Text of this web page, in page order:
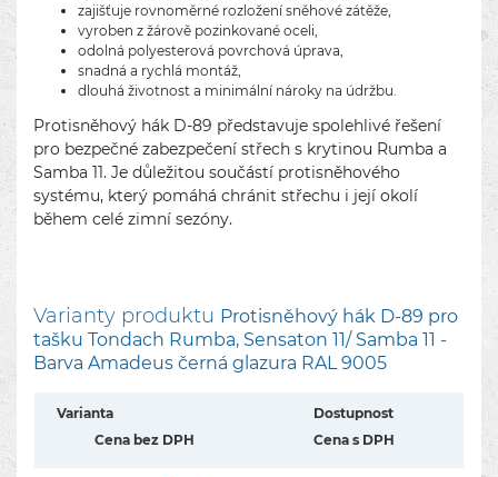
zajišťuje rovnoměrné rozložení sněhové zátěže,
vyroben z žárově pozinkované oceli,
odolná polyesterová povrchová úprava,
snadná a rychlá montáž,
dlouhá životnost a minimální nároky na údržbu.
Protisněhový hák D-89 představuje spolehlivé řešení
pro bezpečné zabezpečení střech s krytinou Rumba a
Samba 11. Je důležitou součástí protisněhového
systému, který pomáhá chránit střechu i její okolí
během celé zimní sezóny.
Varianty produktu Protisněhový hák D-89 pro
tašku Tondach Rumba, Sensaton 11/ Samba 11 -
Barva Amadeus černá glazura RAL 9005
Varianta
Dostupnost
Cena bez DPH
Cena s DPH